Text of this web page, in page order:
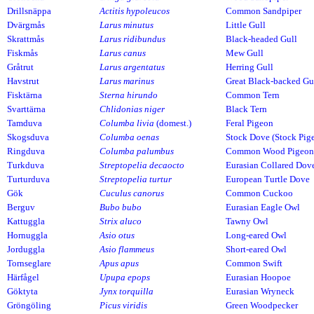
Drillsnäppa
Actitis hypoleucos
Common Sandpiper
Dvärgmås
Larus minutus
Little Gull
Skrattmås
Larus ridibundus
Black-headed Gull
Fiskmås
Larus canus
Mew Gull
Gråtrut
Larus argentatus
Herring Gull
Havstrut
Larus marinus
Great Black-backed
Fisktärna
Sterna hirundo
Common Tern
Svarttärna
Chlidonias niger
Black Tern
Tamduva
Columba livia (domest.)
Feral Pigeon
Skogsduva
Columba oenas
Stock Dove (Stock
Ringduva
Columba palumbus
Common Wood Pigeon
Turkduva
Streptopelia decaocto
Eurasian Collared
Turturduva
Streptopelia turtur
European Turtle Dove
Gök
Cuculus canorus
Common Cuckoo
Berguv
Bubo bubo
Eurasian Eagle Owl
Kattuggla
Strix aluco
Tawny Owl
Hornuggla
Asio otus
Long-eared Owl
Jorduggla
Asio flammeus
Short-eared Owl
Tornseglare
Apus apus
Common Swift
Härfågel
Upupa epops
Eurasian Hoopoe
Göktyta
Jynx torquilla
Eurasian Wryneck
Gröngöling
Picus viridis
Green Woodpecker